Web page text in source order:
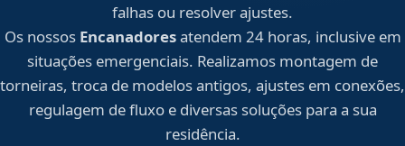
falhas ou resolver ajustes.
Os nossos Encanadoresatendem 24 horas, inclusive em
situações emergenciais. Realizamos montagem de
torneiras, troca de modelos antigos, ajustes em conexões,
regulagem de fluxo e diversas soluções para a sua
residência.